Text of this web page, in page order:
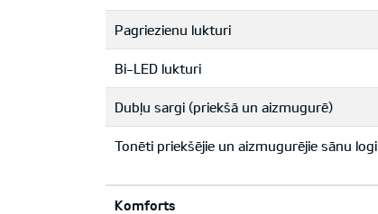
Pagriezienu lukturi
Bi-LED lukturi
Dubļu sargi (priekšā un aizmugurē)
Tonēti priekšējie un aizmugurējie sānu logi
Komforts